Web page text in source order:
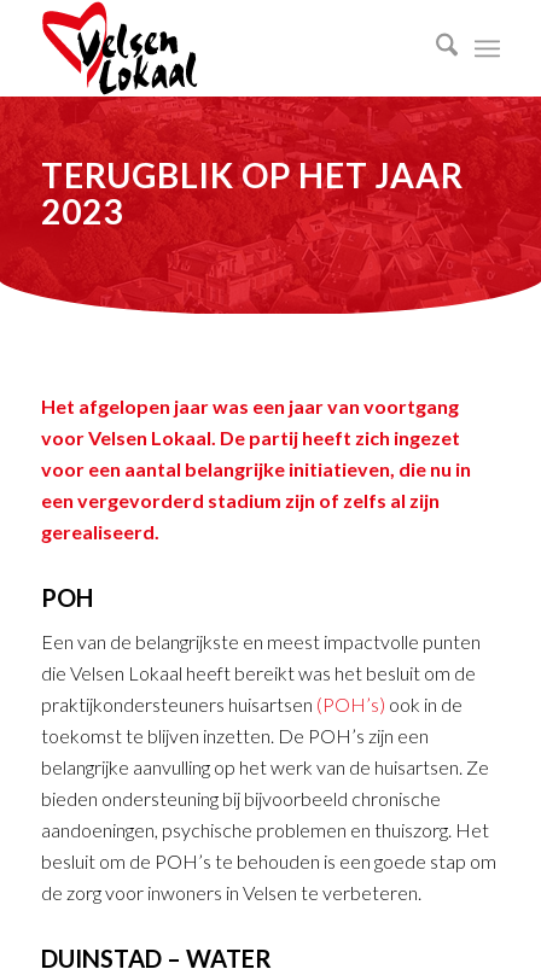
TERUGBLIK OP HET JAAR
2023
Het afgelopen jaar was een jaar van voortgang
voor Velsen Lokaal. De partij heeft zich ingezet
voor een aantal belangrijke initiatieven, die nu in
een vergevorderd stadium zijn of zelfs al zijn
gerealiseerd.
POH
Een van de belangrijkste en meest impactvolle punten
die Velsen Lokaal heeft bereikt was het besluit om de
praktijkondersteuners huisartsen (POH’s) ook in de
toekomst te blijven inzetten. De POH’s zijn een
belangrijke aanvulling op het werk van de huisartsen. Ze
bieden ondersteuning bij bijvoorbeeld chronische
aandoeningen, psychische problemen en thuiszorg. Het
besluit om de POH’s te behouden is een goede stap om
de zorg voor inwoners in Velsen te verbeteren.
DUINSTAD – WATER